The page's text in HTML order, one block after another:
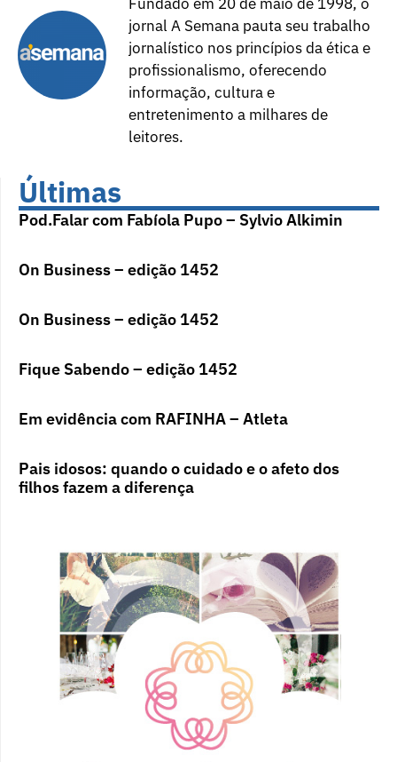
jornal A Semana pauta seu trabalho
jornalístico nos princípios da ética e
profissionalismo, oferecendo
informação, cultura e
entretenimento a milhares de
leitores.
Últimas
Pod.Falar com Fabíola Pupo – Sylvio Alkimin
On Business – edição 1452
On Business – edição 1452
Fique Sabendo – edição 1452
Em evidência com RAFINHA – Atleta
Pais idosos: quando o cuidado e o afeto dos
filhos fazem a diferença